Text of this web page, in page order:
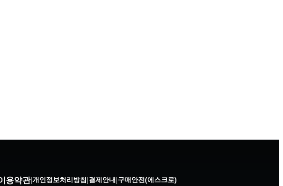
용약관|개인정보처리방침 결제안내 구매안전(에스크로)